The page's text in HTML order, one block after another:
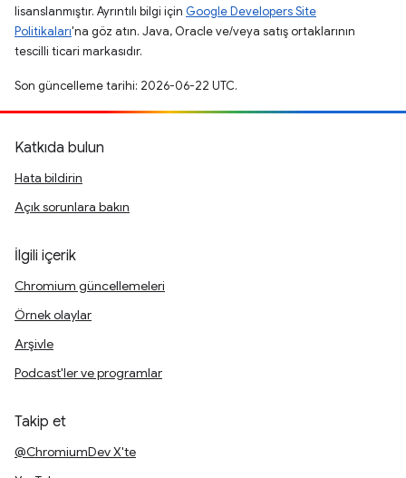
lisanslanmıştır. Ayrıntılı bilgi için Google Developers Site
Politikaları'na göz atın. Java, Oracle ve/veya satış ortaklarının
tescilli ticari markasıdır.
Son güncelleme tarihi: 2026-06-22 UTC.
Katkıda bulun
Hata bildirin
Açık sorunlara bakın
İlgili içerik
Chromium güncellemeleri
Örnek olaylar
Arşivle
Podcast'ler ve programlar
Takip et
@ChromiumDev X'te